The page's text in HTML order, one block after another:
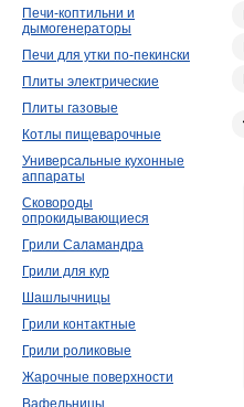
Печи-коптильни и
дымогенераторы
Печи для утки по-пекински
Плиты электрические
Плиты газовые
Котлы пищеварочные
Универсальные кухонные
аппараты
Сковороды
опрокидывающиеся
Грили Саламандра
Грили для кур
Шашлычницы
Грили контактные
Грили роликовые
Жарочные поверхности
Вафельницы